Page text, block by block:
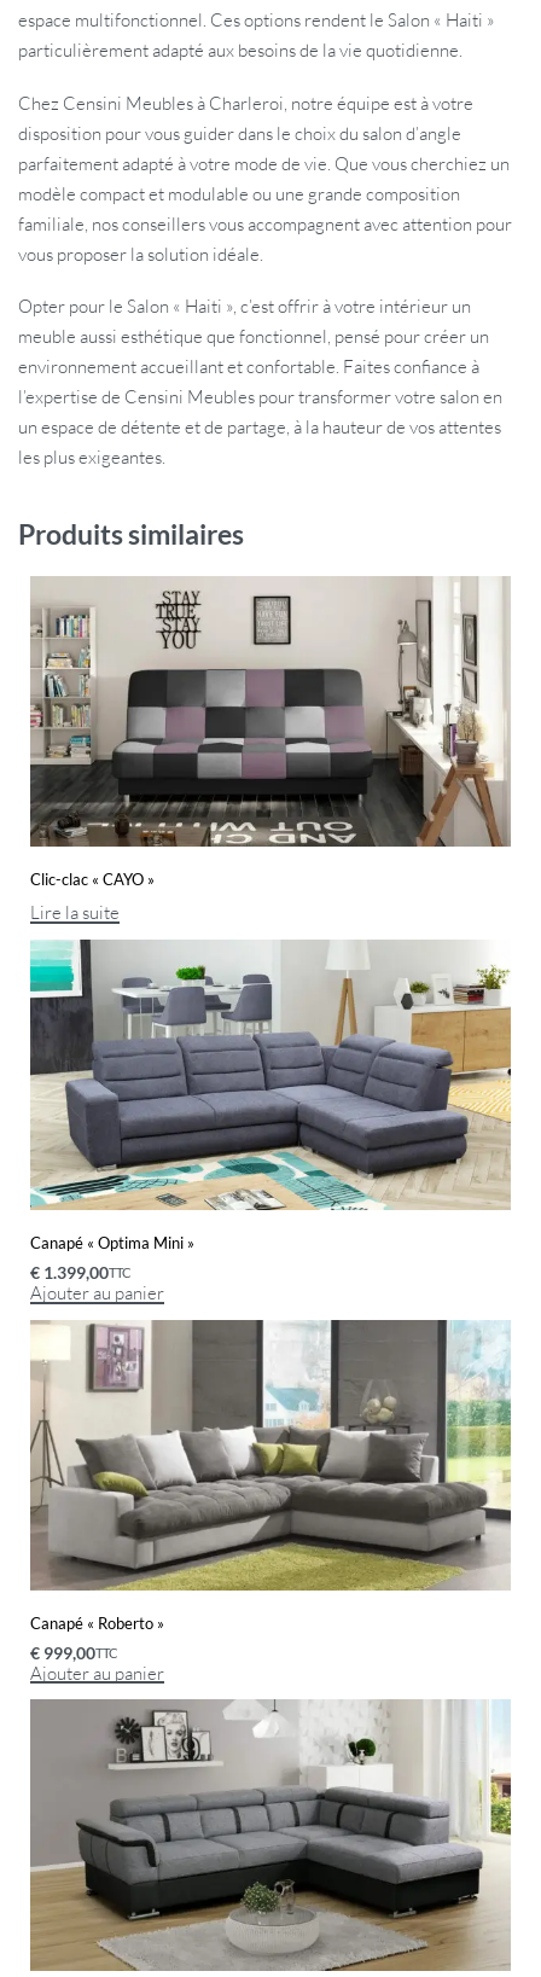
espace multifonctionnel. Ces options rendent le Salon « Haiti »
particulièrement adapté aux besoins de la vie quotidienne.
Chez Censini Meubles à Charleroi, notre équipe est à votre
disposition pour vous guider dans le choix du salon d’angle
parfaitement adapté à votre mode de vie. Que vous cherchiez un
modèle compact et modulable ou une grande composition
familiale, nos conseillers vous accompagnent avec attention pour
vous proposer la solution idéale.
Opter pour le Salon « Haiti », c’est offrir à votre intérieur un
meuble aussi esthétique que fonctionnel, pensé pour créer un
environnement accueillant et confortable. Faites confiance à
l’expertise de Censini Meubles pour transformer votre salon en
un espace de détente et de partage, à la hauteur de vos attentes
les plus exigeantes.
Produits similaires
Clic-clac « CAYO »
Lire la suite
Canapé « Optima Mini »
€ 1.399,00TTC
Ajouter au panier
Canapé « Roberto »
€ 999,00TTC
Ajouter au panier